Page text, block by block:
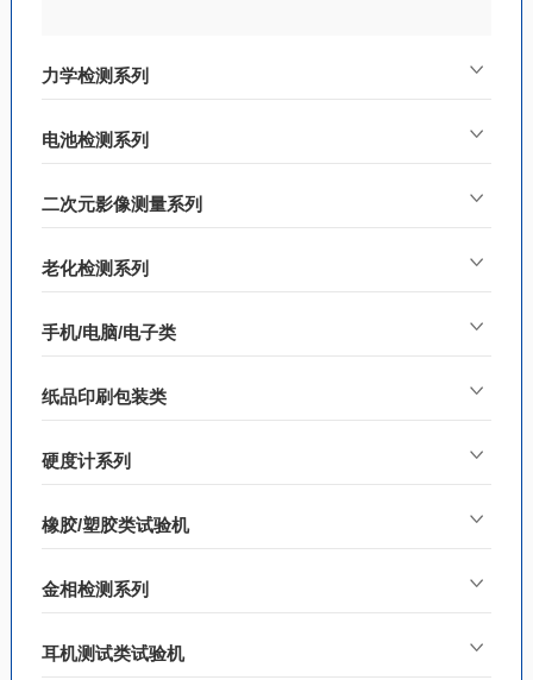
力学检测系列
电池检测系列
二次元影像测量系列
老化检测系列
手机/电脑/电子类
纸品印刷包装类
硬度计系列
橡胶/塑胶类试验机
金相检测系列
耳机测试类试验机